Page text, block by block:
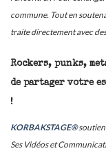
commune. Tout en
traite directement avec
Rockers, punks,
de partager votre
!
KORBAKSTAGE®
Ses Vidéos et